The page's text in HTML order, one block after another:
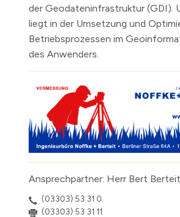
der Geodateninfrastruktur (GDI).
liegt in der Umsetzung und
Betriebsprozessen im
des Anwenders.
Ansprechpartner: Herr Bert Berteit
(03303) 53 31 0
(03303) 53 31 11